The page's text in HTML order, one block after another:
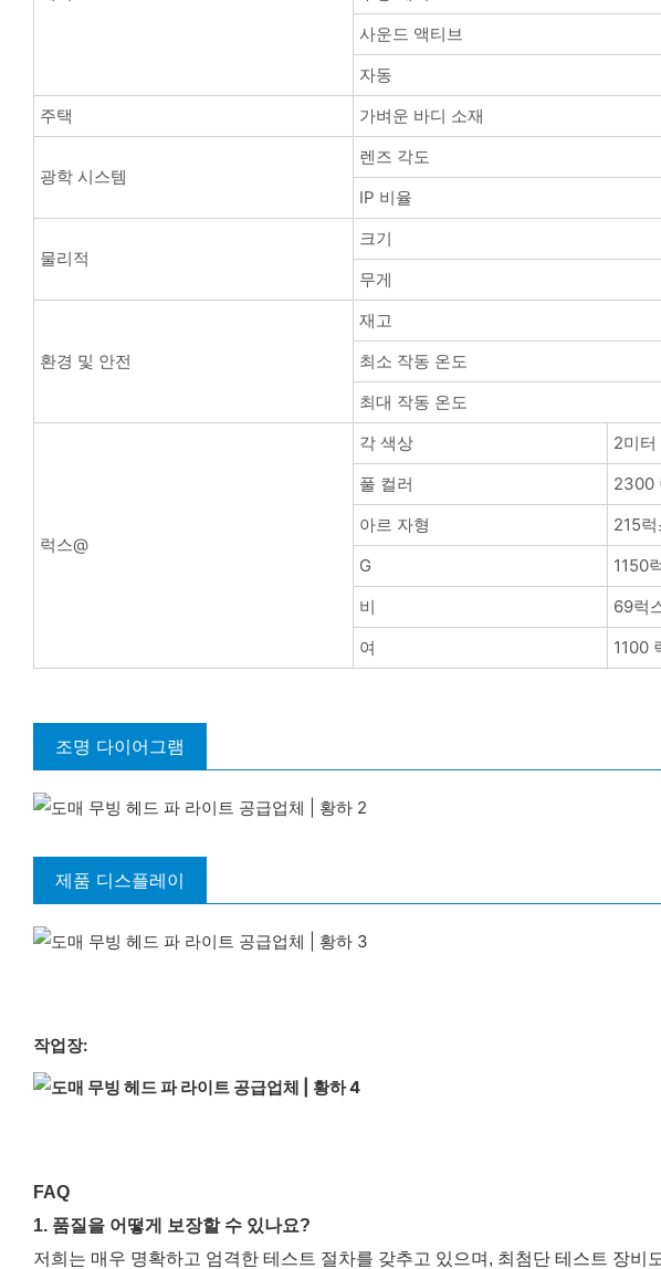
사운드 액티브
자동
주택
가벼운 바디 소재
광학 시스템
렌즈 각도
IP 비율
물리적
크기
무게
환경 및 안전
재고
최소 작동 온도
최대 작동 온도
럭스@
각 색상 2미터
풀 컬러
2300
아르 자형
215럭
G
1150
비
69럭
여
1100
조명 다이어그램
제품 디스플레이
작업장:
FAQ
1. 품질을 어떻게 보장할 수 있나요?
저희는 매우 명확하고 엄격한 테스트 절차를 갖추고 있으며, 최첨단 테스트 장